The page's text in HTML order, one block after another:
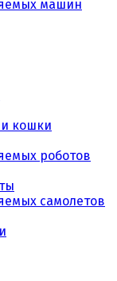
машин
кошки
роботов
самолетов